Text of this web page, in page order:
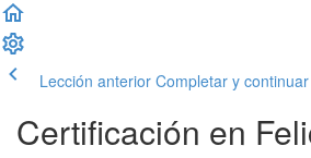
Lección anterior Completar y continuar
Certificación en